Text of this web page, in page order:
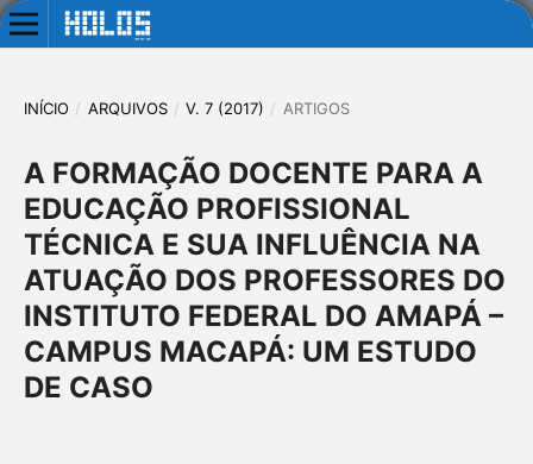
INÍCIO / ARQUIVOS / V. 7 (2017) / ARTIGOS
A FORMAÇÃO DOCENTE PARA A
EDUCAÇÃO PROFISSIONAL
TÉCNICA E SUA INFLUÊNCIA NA
ATUAÇÃO DOS PROFESSORES DO
INSTITUTO FEDERAL DO AMAPÁ –
CAMPUS MACAPÁ: UM ESTUDO
DE CASO